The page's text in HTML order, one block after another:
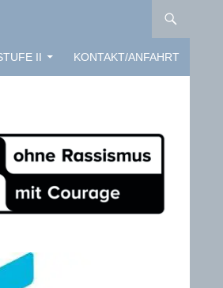
II KONTAKT/ANFAHRT